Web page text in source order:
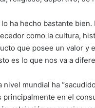
ha hecho bastante
como la cultura,
que posee un valor y
es lo que nos va a
nivel mundial ha
principalmente en el